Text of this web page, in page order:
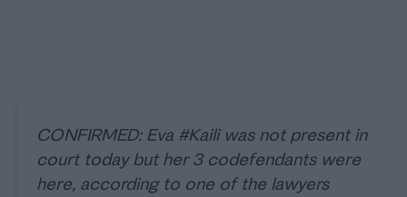
CONFIRMED: Eva #Kailiwas not present in
court today but her 3 codefendants were
here, according to one of the lawyers